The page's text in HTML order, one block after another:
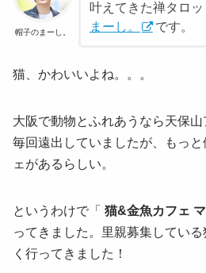
帽子のまーし。
叶えてきた禅タロッ
まーし。
です。
猫、かわいいよね。。。
大阪で動物とふれあうなら天保
毎回遠出していましたが、もっ
ェがあるらしい。
というわけで「 猫&金魚カフェ
ってきました。里親募集してい
く行ってきました！